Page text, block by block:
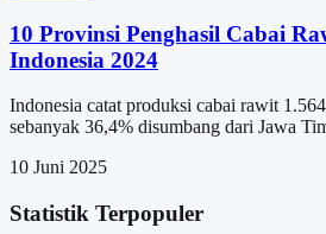
10 Provinsi Penghasil Cabai
Indonesia 2024
Indonesia catat produksi cabai rawit
sebanyak 36,4% disumbang dari Jawa
10 Juni 2025
Statistik Terpopuler